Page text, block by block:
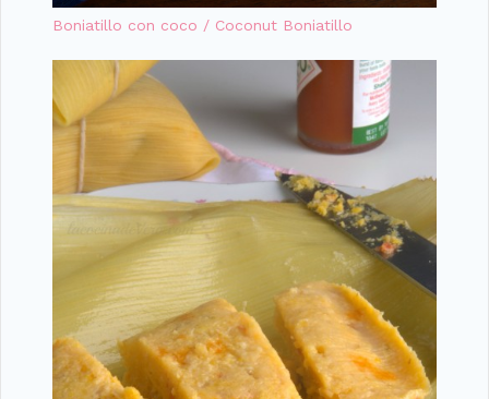
Boniatillo con coco / Coconut Boniatillo